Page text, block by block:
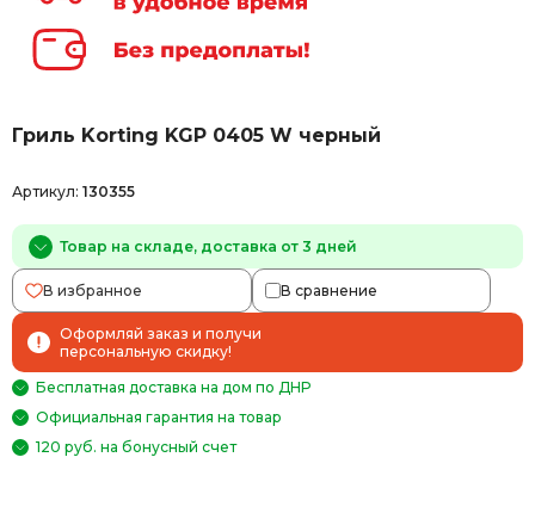
Гриль Korting KGP 0405 W черный
Артикул: 130355
Товар на складе, доставка от 3 дней
В избранное В сравнение
Оформляй заказ и получи
персональную скидку!
Бесплатная доставка на дом по ДНР
Официальная гарантия на товар
120 руб. на бонусный счет